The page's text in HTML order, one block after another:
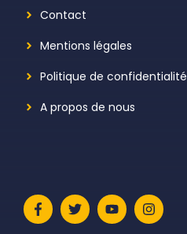
Contact
Mentions légales
Politique de confidentialité
A propos de nous